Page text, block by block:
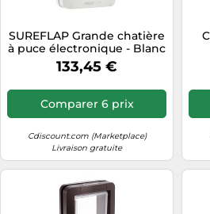
SUREFLAP Grande chatière
à puce électronique - Blanc
- 178 mm x 170 mm
(Mémorisation d’un
maximum de 32 puces)
133,45 €
Comparer 6 prix
Cdiscount.com (Marketplace)
Livraison gratuite